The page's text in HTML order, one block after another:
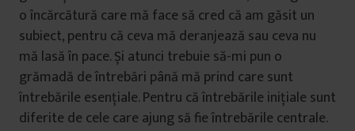
o încărcătură care mă face să cred că am găsit un
subiect, pentru că ceva mă deranjează sau ceva nu
mă lasă în pace. Și atunci trebuie să-mi pun o
grămadă de întrebări până mă prind care sunt
întrebările esențiale. Pentru că întrebările inițiale sunt
diferite de cele care ajung să fie întrebările centrale.